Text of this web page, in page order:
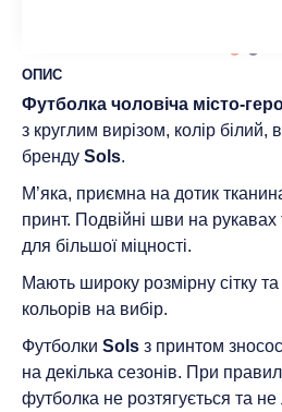
ОПИС
Футболка чоловіча місто-
з круглим вирізом, колір білий,
бренду Sols.
М’яка, приємна на дотик
принт. Подвійні шви на
для більшої міцності.
Мають широку розмірну сітку
кольорів на вибір.
Футболки Sols з принтом
на декілька сезонів. При
футболка не розтягується та не